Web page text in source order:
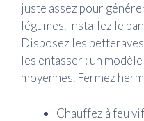
juste assez pour
légumes. Installez le
Disposez les
les entasser : un
moyennes. Fermez
Chauffez à feu